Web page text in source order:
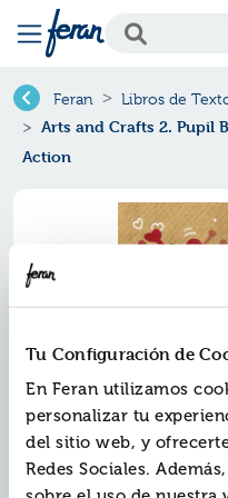
Tu Configuración de
En Feran utilizamos
personalizar tu
del sitio web, y
Redes Sociales.
Feran Libros de
Arts and Crafts 2. Pupil
Action
Arts and